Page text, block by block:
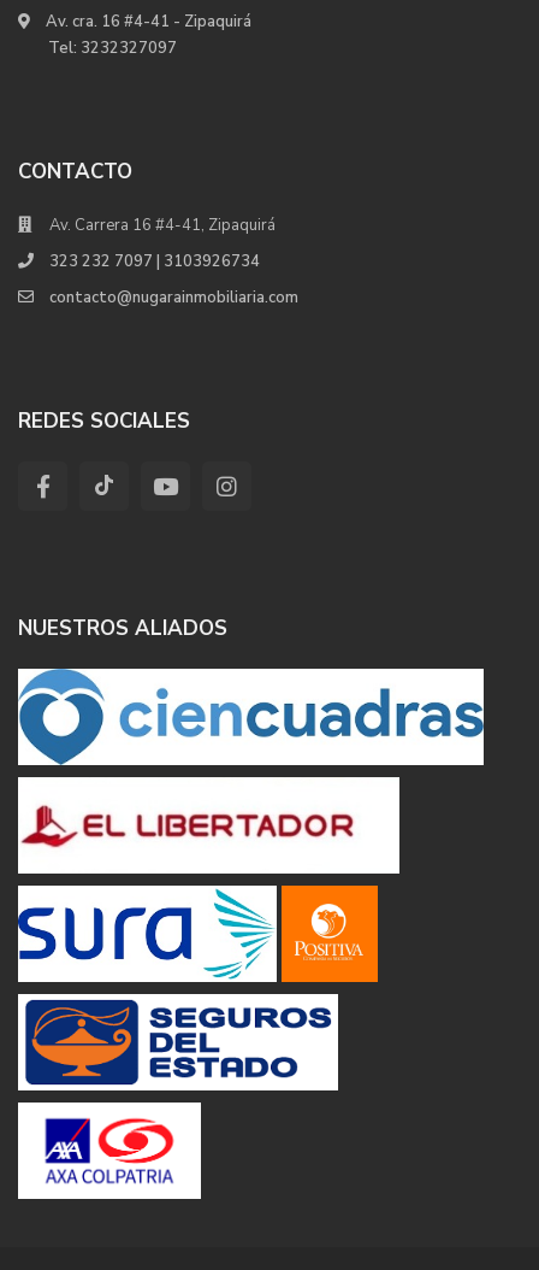
Av. cra. 16 #4-41 - Zipaquirá
Tel: 3232327097
CONTACTO
Av. Carrera 16 #4-41, Zipaquirá
323 232 7097 | 3103926734
contacto@nugarainmobiliaria.com
REDES SOCIALES
NUESTROS ALIADOS